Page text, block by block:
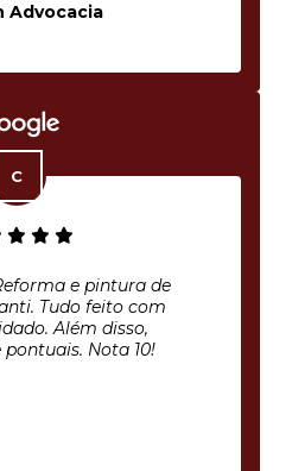
Advocacia
e pintura de
Tudo feito com
Além disso,
Nota 10!